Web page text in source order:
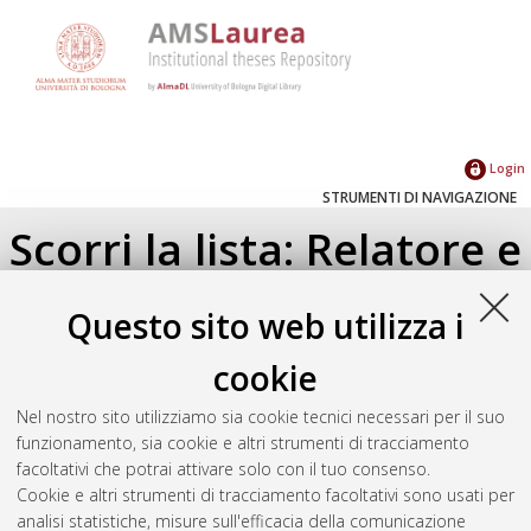
Questo sito web utilizza i
cookie
Nel nostro sito utilizziamo sia cookie tecnici necessari per il suo
funzionamento, sia cookie e altri strumenti di tracciamento
facoltativi che potrai attivare solo con il tuo consenso.
Cookie e altri strumenti di tracciamento facoltativi sono usati per
analisi statistiche, misure sull'efficacia della comunicazione
Login
STRUMENTI DI NAVIGAZIONE
Scorri la lista: Relatore e
Correlatore
Seleziona un valore dall'elenco sottostante.
2008(1)
Atom